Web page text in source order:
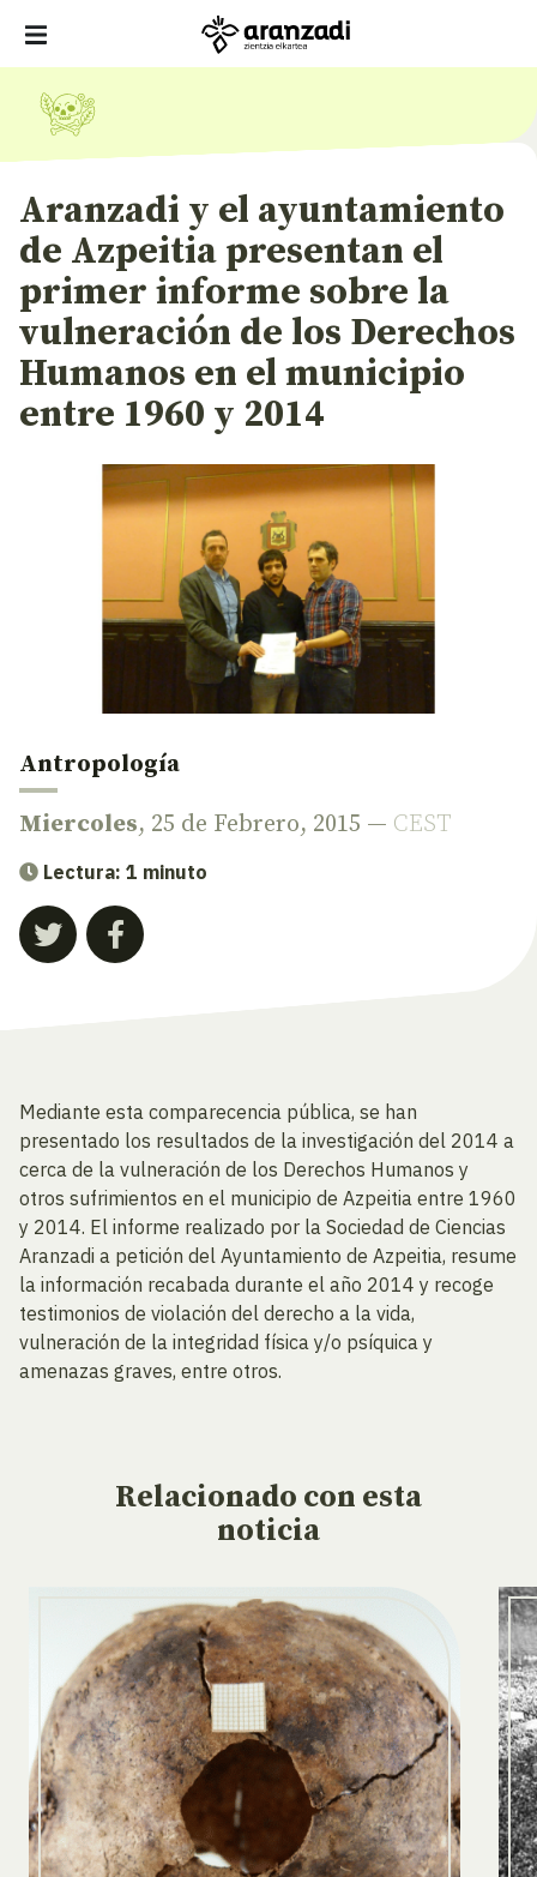
Aranzadi y el ayuntamiento
de Azpeitia presentan el
primer informe sobre la
vulneración de los Derechos
Humanos en el municipio
entre 1960 y 2014
Antropología
Miercoles, 25 de Febrero, 2015 — CEST
Lectura: 1 minuto
Mediante esta comparecencia pública, se han
presentado los resultados de la investigación del 2014 a
cerca de la vulneración de los Derechos Humanos y
otros sufrimientos en el municipio de Azpeitia entre 1960
y 2014. El informe realizado por la Sociedad de Ciencias
Aranzadi a petición del Ayuntamiento de Azpeitia, resume
la información recabada durante el año 2014 y recoge
testimonios de violación del derecho a la vida,
vulneración de la integridad física y/o psíquica y
amenazas graves, entre otros.
Relacionado con esta
noticia